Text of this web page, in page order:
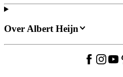
Over Albert Heijn